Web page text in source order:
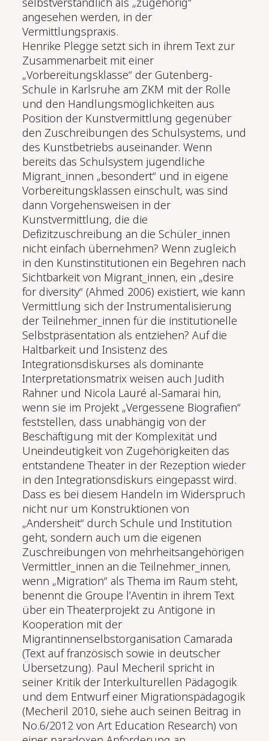
angesehen werden, in der
Vermittlungspraxis.
Henrike Plegge setzt sich in ihrem Text zur
Zusammenarbeit mit einer
„Vorbereitungsklasse“ der Gutenberg-
Schule in Karlsruhe am ZKM mit der Rolle
und den Handlungsmöglichkeiten aus
Position der Kunstvermittlung gegenüber
den Zuschreibungen des Schulsystems, und
des Kunstbetriebs auseinander. Wenn
bereits das Schulsystem jugendliche
Migrant_innen „besondert“ und in eigene
Vorbereitungsklassen einschult, was sind
dann Vorgehensweisen in der
Kunstvermittlung, die die
Defizitzuschreibung an die Schüler_innen
nicht einfach übernehmen? Wenn zugleich
in den Kunstinstitutionen ein Begehren nach
Sichtbarkeit von Migrant_innen, ein „desire
for diversity“ (Ahmed 2006) existiert, wie kann
Vermittlung sich der Instrumentalisierung
der Teilnehmer_innen für die institutionelle
Selbstpräsentation als entziehen? Auf die
Haltbarkeit und Insistenz des
Integrationsdiskurses als dominante
Interpretationsmatrix weisen auch Judith
Rahner und Nicola Lauré al-Samarai hin,
wenn sie im Projekt „Vergessene Biografien“
feststellen, dass unabhängig von der
Beschäftigung mit der Komplexität und
Uneindeutigkeit von Zugehörigkeiten das
entstandene Theater in der Rezeption wieder
in den Integrationsdiskurs eingepasst wird.
Dass es bei diesem Handeln im Widerspruch
nicht nur um Konstruktionen von
„Andersheit“ durch Schule und Institution
geht, sondern auch um die eigenen
Zuschreibungen von mehrheitsangehörigen
Vermittler_innen an die Teilnehmer_innen,
wenn „Migration“ als Thema im Raum steht,
benennt die Groupe l’Aventin in ihrem Text
über ein Theaterprojekt zu Antigone in
Kooperation mit der
Migrantinnenselbstorganisation Camarada
(Text auf französisch sowie in deutscher
Übersetzung). Paul Mecheril spricht in
seiner Kritik der Interkulturellen Pädagogik
und dem Entwurf einer Migrationspädagogik
(Mecheril 2010, siehe auch seinen Beitrag in
No.6/2012 von Art Education Research) von